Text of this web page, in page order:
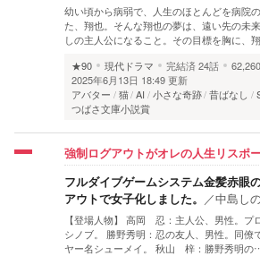
幼い頃から病弱で、人生のほとんどを病院
た、翔也。そんな翔也の夢は、遠い先の未
しの主人公になること。その目標を胸に、
★90
現代ドラマ 完結済24話
2025年6月13日 18:49 更新
アバター
猫 AI 小さな奇跡 昔ばなし
つばさ文庫小説賞
強制ログアウトがオレの人生リスポ
フルダイブゲームシステム金髪赤眼
アウトで女子化しました。 ／中島し
【登場人物】 高岡 忍：主人公、男性。プ
シノブ。 勝野秀明：忍の友人、男性。同僚
ヤー名シューメイ。 秋山 梓：勝野秀明の